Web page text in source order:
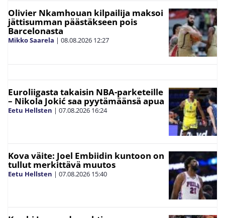
Olivier Nkamhouan kilpailija maksoi
jättisumman päästäkseen pois
Barcelonasta
Mikko Saarela | 08.08.2026 12:27
Euroliigasta takaisin NBA-parketeille
– Nikola Jokić saa pyytämäänsä apua
Eetu Hellsten | 07.08.2026 16:24
Kova väite: Joel Embiidin kuntoon on
tullut merkittävä muutos
Eetu Hellsten | 07.08.2026 15:40